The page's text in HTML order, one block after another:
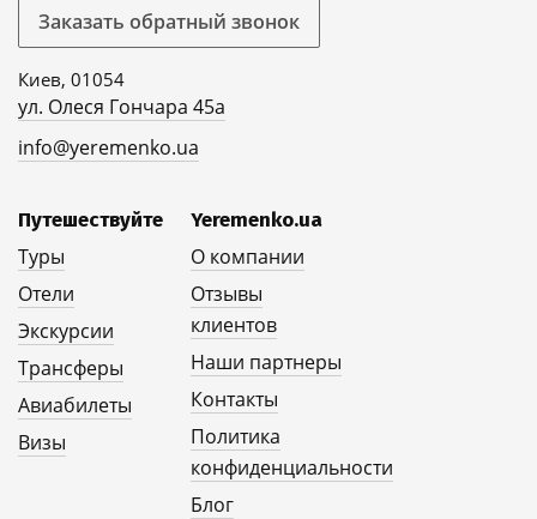
Заказать обратный звонок
Киев, 01054
ул. Олеся Гончара 45а
info@yeremenko.ua
Путешествуйте
Туры
Отели
Экскурсии
Трансферы
Авиабилеты
Визы
Yeremenko.ua
О компании
Отзывы
клиентов
Наши партнеры
Контакты
Политика
конфиденциальности
Блог